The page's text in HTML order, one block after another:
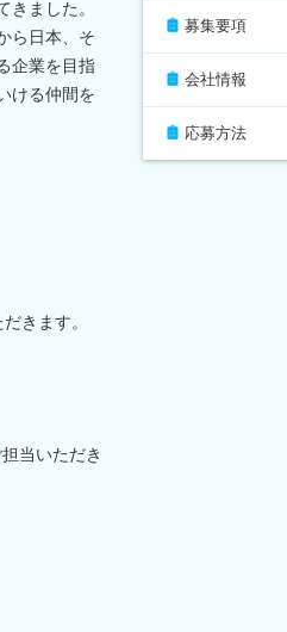
きました。
ら日本、そ
企業を目指
ける仲間を
きます。
当いただき
募集要項
会社情報
応募方法